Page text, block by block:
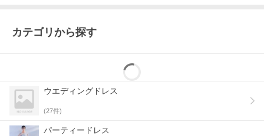
カテゴリから探す
ウエディングドレス
(27件)
パーティードレス